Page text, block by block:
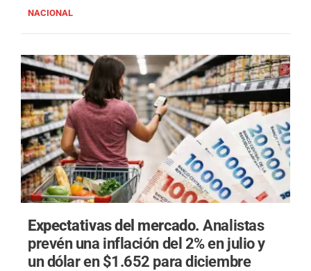
NACIONAL
Expectativas del mercado.Analistas
prevén una inflación del 2% en julio y
un dólar en $1.652 para diciembre